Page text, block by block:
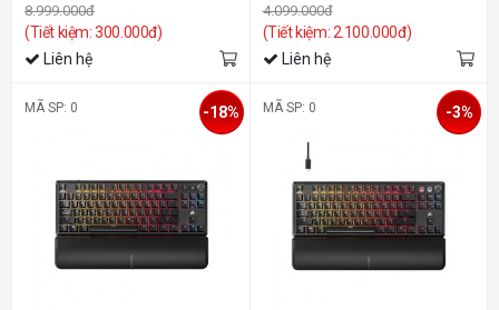
8.999.000đ
(Tiết kiệm: 300.000đ)
Liên hệ
4.099.000đ
(Tiết kiệm: 2.100.000đ)
Liên hệ
MÃ SP: 0 -18% MÃ SP: 0 -3%